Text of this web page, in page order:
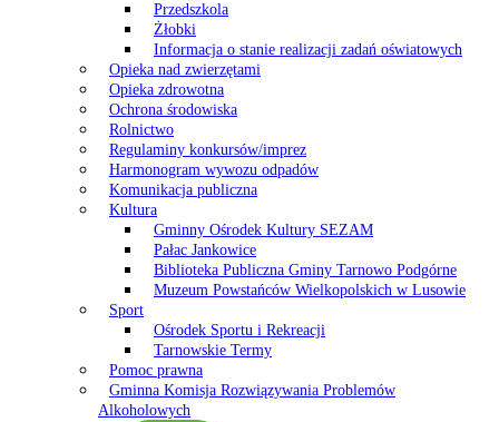
Przedszkola
Żłobki
Informacja o stanie realizacji zadań oświatowych
Opieka nad zwierzętami
Opieka zdrowotna
Ochrona środowiska
Rolnictwo
Regulaminy konkursów/imprez
Harmonogram wywozu odpadów
Komunikacja publiczna
Kultura
Gminny Ośrodek Kultury SEZAM
Pałac Jankowice
Biblioteka Publiczna Gminy Tarnowo Podgórne
Muzeum Powstańców Wielkopolskich w Lusowie
Sport
Ośrodek Sportu i Rekreacji
Tarnowskie Termy
Pomoc prawna
Gminna Komisja Rozwiązywania Problemów
Alkoholowych